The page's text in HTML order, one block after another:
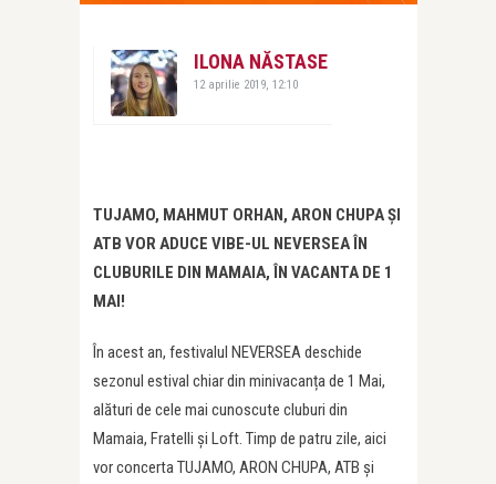
ILONA NĂSTASE
12 aprilie 2019, 12:10
TUJAMO, MAHMUT ORHAN, ARON CHUPA ȘI
ATB VOR ADUCE VIBE-UL NEVERSEA ÎN
CLUBURILE DIN MAMAIA, ÎN VACANTA DE 1
MAI!
În acest an, festivalul NEVERSEA deschide
sezonul estival chiar din minivacanța de 1 Mai,
alături de cele mai cunoscute cluburi din
Mamaia, Fratelli și Loft. Timp de patru zile, aici
vor concerta TUJAMO, ARON CHUPA, ATB și